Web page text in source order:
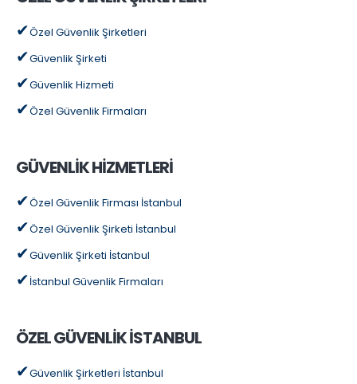
Özel Güvenlik Şirketleri
Güvenlik Şirketi
Güvenlik Hizmeti
Özel Güvenlik Firmaları
GÜVENLİK HİZMETLERİ
Özel Güvenlik Firması İstanbul
Özel Güvenlik Şirketi İstanbul
Güvenlik Şirketi İstanbul
İstanbul Güvenlik Firmaları
ÖZEL GÜVENLİK İSTANBUL
Güvenlik Şirketleri İstanbul